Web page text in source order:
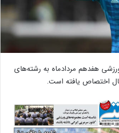
هفدهم مردادماه به رشته‌های
اختصاص یافته است.